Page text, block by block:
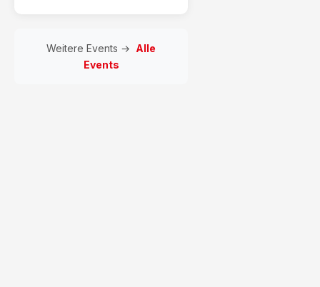
Weitere Events → Alle
Events